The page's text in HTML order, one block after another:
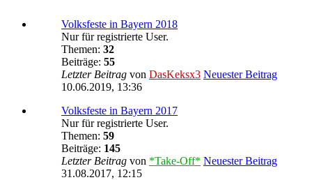
Volksfeste in Bayern 2018
Nur für registrierte User.
Themen: 32
Beiträge: 55
Letzter Beitrag von DasKeksx3 Neuester Beitrag
10.06.2019, 13:36
Volksfeste in Bayern 2017
Nur für registrierte User.
Themen: 59
Beiträge: 145
Letzter Beitrag von *Take-Off* Neuester Beitrag
31.08.2017, 12:15